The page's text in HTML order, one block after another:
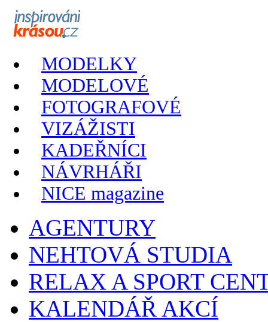
MODELKY
MODELOVÉ
FOTOGRAFOVÉ
VIZÁŽISTI
KADEŘNÍCI
NÁVRHÁŘI
NICE magazine
AGENTURY
NEHTOVÁ STUDIA
RELAX A SPORT
KALENDÁŘ AKCÍ